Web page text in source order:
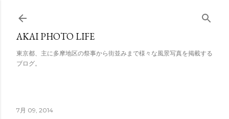
スキップしてメイン コンテンツに移動
AKAI PHOTO LIFE
東京都、主に多摩地区の祭事から街並みまで様々な風景写真を掲載する
ブログ。
7月 09, 2014